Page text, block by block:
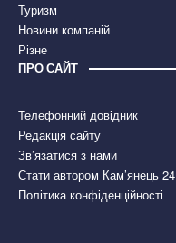
Туризм
Новини компаній
Різне
ПРО САЙТ
Телефонний довідник
Редакція сайту
Зв’язатися з нами
Стати автором Кам’янець 24
Політика конфіденційності